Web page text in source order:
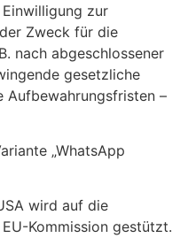
zur
Zweck für die
nach abgeschlossener
gesetzliche
Aufbewahrungsfristen –
„WhatsApp
wird auf die
Kommission gestützt.